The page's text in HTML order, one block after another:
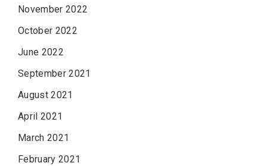
November 2022
October 2022
June 2022
September 2021
August 2021
April 2021
March 2021
February 2021